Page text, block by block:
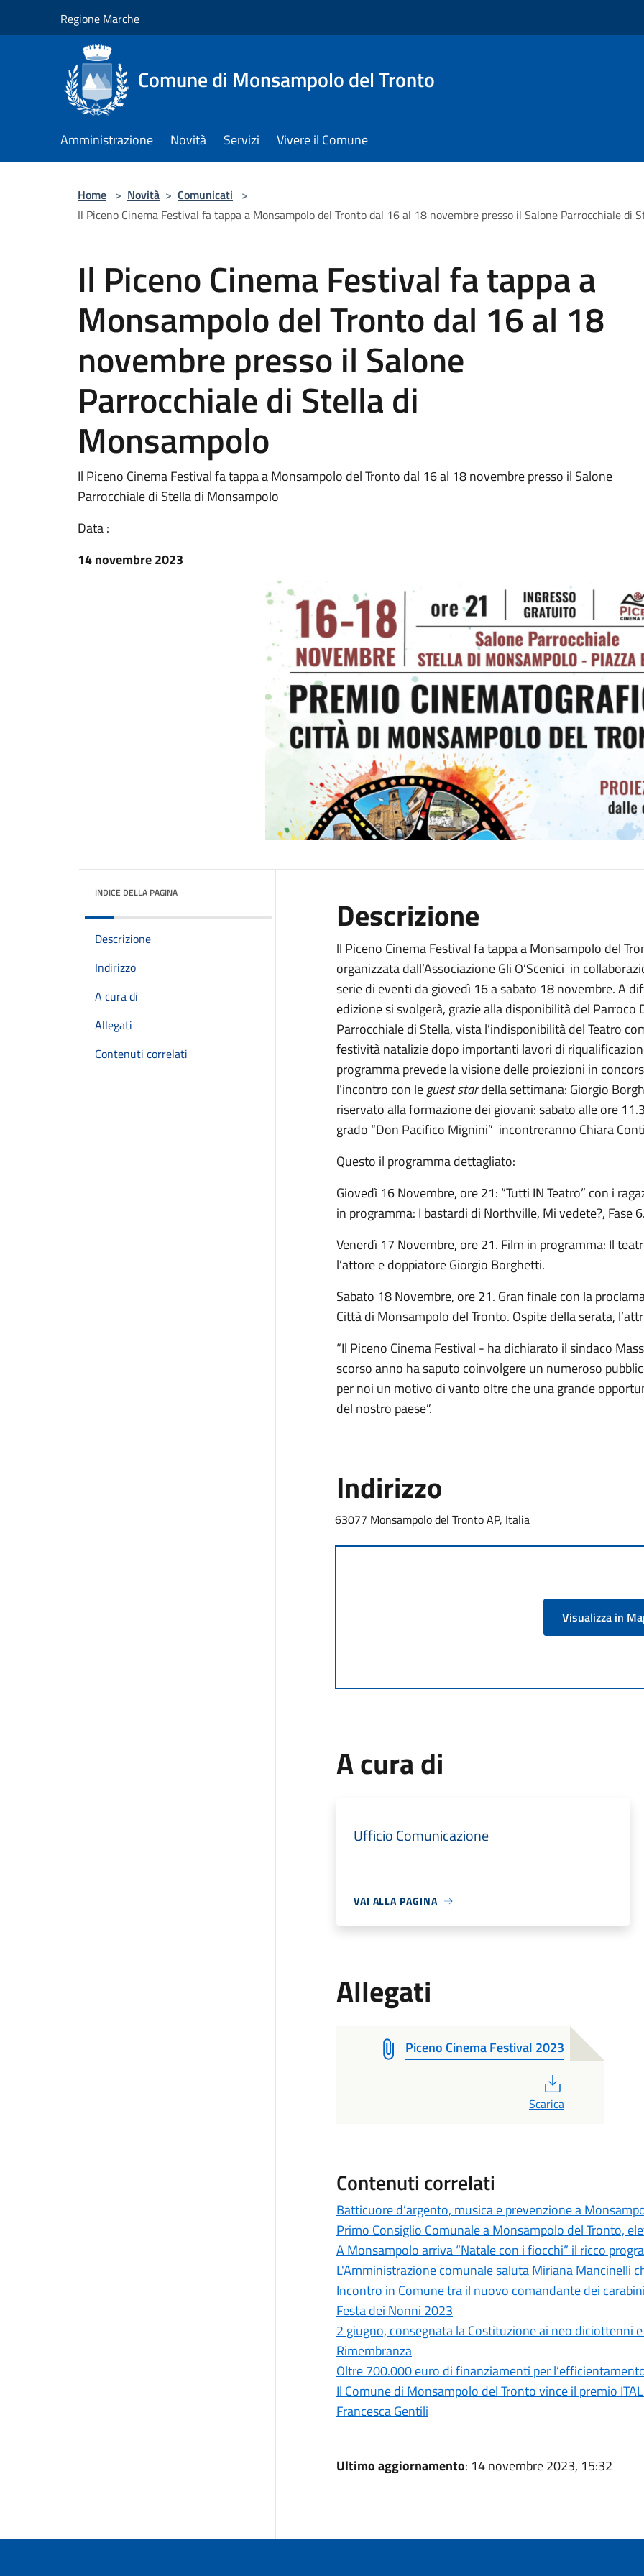
Regione Marche
Comune di Monsampolo del Tronto
Amministrazione Novità Servizi Vivere il Comune
Home > Novità > Comunicati >
Il Piceno Cinema Festival fa tappa a Monsampolo del Tronto dal 16 al 18 novembre presso il Salone Parrocchiale di
Il Piceno Cinema Festival fa tappa a
Monsampolo del Tronto dal 16 al 18
novembre presso il Salone
Parrocchiale di Stella di
Monsampolo
Il Piceno Cinema Festival fa tappa a Monsampolo del Tronto dal 16 al 18 novembre presso il Salone
Parrocchiale di Stella di Monsampolo
Data :
14 novembre 2023
INDICE DELLA PAGINA
Descrizione
Indirizzo
A cura di
Allegati
Contenuti correlati
Descrizione
ll Piceno Cinema Festival fa tappa a Monsampolo del
organizzata dall’Associazione Gli O’Scenici in
serie di eventi da giovedì 16 a sabato 18 novembre. A
edizione si svolgerà, grazie alla disponibilità del Parroco
Parrocchiale di Stella, vista l’indisponibilità del Teatro
festività natalizie dopo importanti lavori di
programma prevede la visione delle proiezioni in
l’incontro con leguest stardella settimana: Giorgio
riservato alla formazione dei giovani: sabato alle ore
grado “Don Pacifico Mignini” incontreranno Chiara
Questo il programma dettagliato:
Giovedì 16 Novembre, ore 21: “Tutti IN Teatro” con i
in programma: I bastardi di Northville, Mi vedete?, Fase
Venerdì 17 Novembre, ore 21. Film in programma: Il
l’attore e doppiatore Giorgio Borghetti.
Sabato 18 Novembre, ore 21. Gran finale con la
Città di Monsampolo del Tronto. Ospite della serata,
“Il Piceno Cinema Festival - ha dichiarato il sindaco
scorso anno ha saputo coinvolgere un numeroso
per noi un motivo di vanto oltre che una grande
del nostro paese”.
Indirizzo
63077 Monsampolo del Tronto AP, Italia
Visualizza in
A cura di
Ufficio Comunicazione
VAI ALLA PAGINA
Allegati
Piceno Cinema Festival 2023
Scarica
Contenuti correlati
Batticuore d’argento, musica e prevenzione a
Primo Consiglio Comunale a Monsampolo del Tronto,
A Monsampolo arriva “Natale con i fiocchi” il ricco
L'Amministrazione comunale saluta Miriana Mancinelli
Incontro in Comune tra il nuovo comandante dei
Festa dei Nonni 2023
2 giugno, consegnata la Costituzione ai neo diciottenni
Rimembranza
Oltre 700.000 euro di finanziamenti per
Il Comune di Monsampolo del Tronto vince il premio
Francesca Gentili
Ultimo aggiornamento: 14 novembre 2023, 15:32